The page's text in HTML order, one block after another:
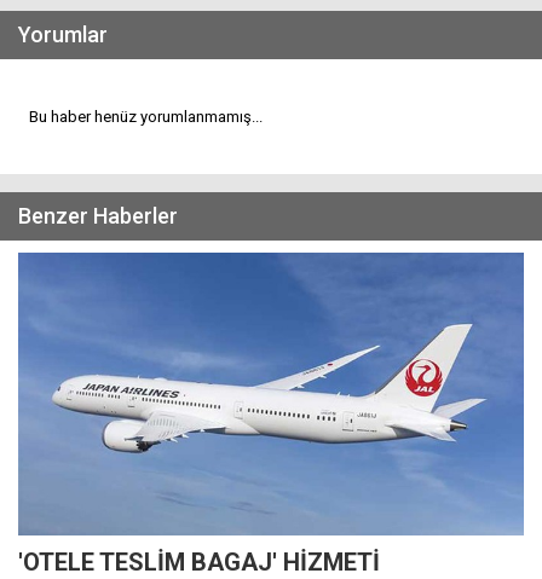
Yorumlar
Bu haber henüz yorumlanmamış...
Benzer Haberler
'OTELE TESLİM BAGAJ' HİZMETİ